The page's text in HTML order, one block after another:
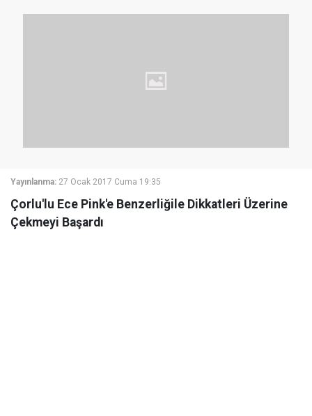
Yayınlanma: 27 Ocak 2017 Cuma 19:35
Çorlu'lu Ece Pink'e Benzerliğile Dikkatleri Üzerine
Çekmeyi Başardı